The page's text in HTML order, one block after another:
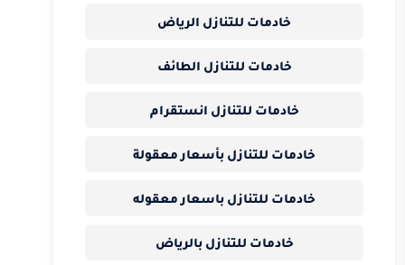
خادمات للتنازل الرياض
خادمات للتنازل الطائف
خادمات للتنازل انستقرام
خادمات للتنازل بأسعار معقولة
خادمات للتنازل باسعار معقوله
خادمات للتنازل بالرياض